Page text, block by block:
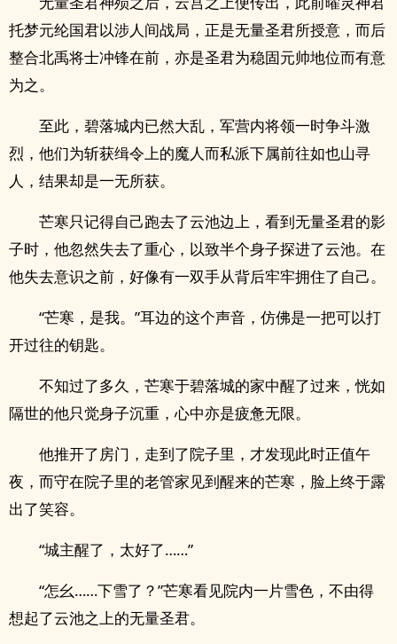
托梦元纶国君以涉人间战局，正是无量圣君所授意，而后
整合北禹将士冲锋在前，亦是圣君为稳固元帅地位而有意
为之。
至此，碧落城内已然大乱，军营内将领一时争斗激
烈，他们为斩获缉令上的魔人而私派下属前往如也山寻
人，结果却是一无所获。
芒寒只记得自己跑去了云池边上，看到无量圣君的影
子时，他忽然失去了重心，以致半个身子探进了云池。在
他失去意识之前，好像有一双手从背后牢牢拥住了自己。
“芒寒，是我。”耳边的这个声音，仿佛是一把可以打
开过往的钥匙。
不知过了多久，芒寒于碧落城的家中醒了过来，恍如
隔世的他只觉身子沉重，心中亦是疲惫无限。
他推开了房门，走到了院子里，才发现此时正值午
夜，而守在院子里的老管家见到醒来的芒寒，脸上终于露
出了笑容。
“城主醒了，太好了……”
“怎幺……下雪了？”芒寒看见院内一片雪色，不由得
想起了云池之上的无量圣君。